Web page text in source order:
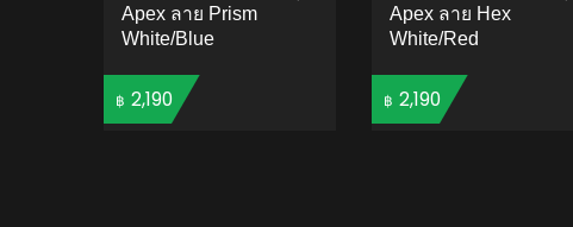
Apex ลาย Prism
White/Blue
฿ 2,190
Apex ลาย Hex
White/Red
฿ 2,190